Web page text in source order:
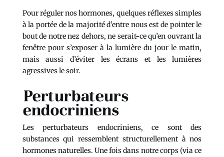
Pour réguler nos hormones, quelques réflexes simples
à la portée de la majorité d’entre nous est de pointer le
bout de notre nez dehors, ne serait-ce qu’en ouvrant la
fenêtre pour s’exposer à la lumière du jour le matin,
mais aussi d’éviter les écrans et les lumières
agressives le soir.
Perturbateurs
endocriniens
Les perturbateurs endocriniens, ce sont des
substances qui ressemblent structurellement à nos
hormones naturelles. Une fois dans notre corps (via ce